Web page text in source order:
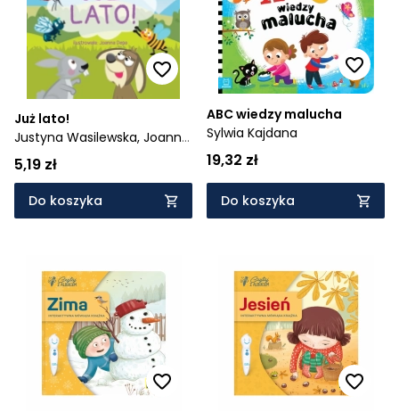
Już lato!
Justyna Wasilewska, Joanna
Depa
5,19 zł
Do koszyka
ABC wiedzy malucha
Sylwia Kajdana
19,32 zł
Do koszyka